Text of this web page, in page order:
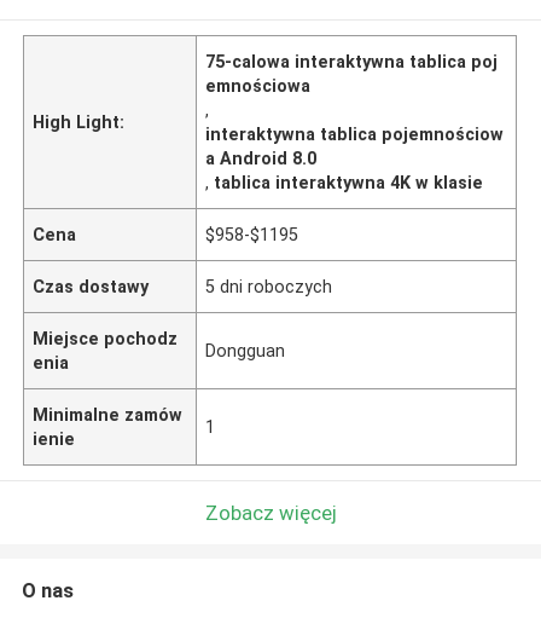
High Light:
75-calowa interaktywna tablica poj
emnościowa
,
interaktywna tablica pojemnościow
a Android 8.0
, tablica interaktywna 4K w klasie
Cena $958-$1195
Czas dostawy 5 dni roboczych
Miejsce pochodz
enia
Dongguan
Minimalne zamów
ienie
1
Zobacz więcej
O nas